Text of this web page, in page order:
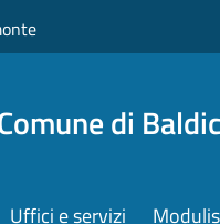
di
Uffici e servizi